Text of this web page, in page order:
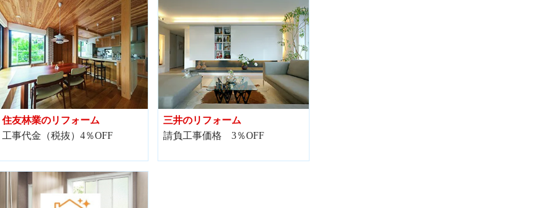
住友林業のリフォーム
工事代金（税抜）4％OFF
三井のリフォーム
請負工事価格 3％OFF